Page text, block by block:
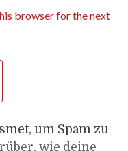
browser for the next
um Spam zu
wie deine